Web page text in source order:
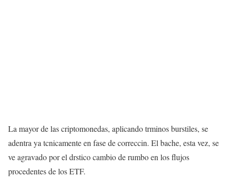
La mayor de las criptomonedas, aplicando trminos burstiles, se
adentra ya tcnicamente en fase de correccin. El bache, esta vez, se
ve agravado por el drstico cambio de rumbo en los flujos
procedentes de los ETF.